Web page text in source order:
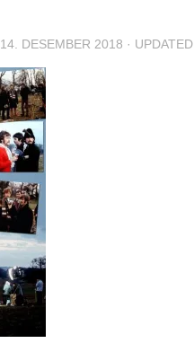
14. DESEMBER 2018 · UPDATED